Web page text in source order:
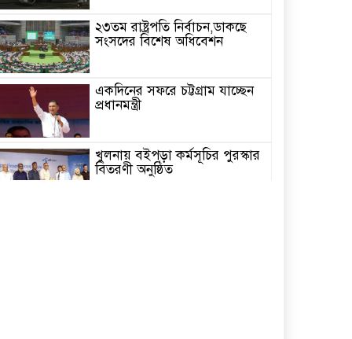
২৩তম রাষ্ট্রপতি নির্বাচন,ডাকছে
সংসদের বিশেষ অধিবেশন
একদিনের সফরে চট্টগ্রাম যাচ্ছেন
প্রধানমন্ত্রী
খুলনায় বইপড়া কর্মসূচির পুরস্কার
বিতরণী অনুষ্ঠিত